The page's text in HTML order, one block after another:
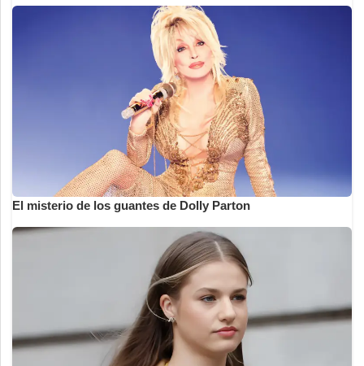
El misterio de los guantes de Dolly Parton